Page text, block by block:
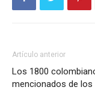
Artículo anterior
Los 1800
mencionados de los